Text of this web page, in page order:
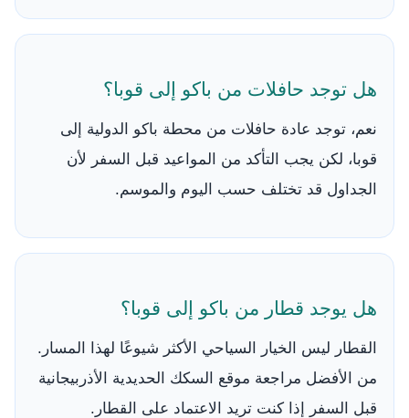
هل توجد حافلات من باكو إلى قوبا؟
نعم، توجد عادة حافلات من محطة باكو الدولية إلى
قوبا، لكن يجب التأكد من المواعيد قبل السفر لأن
الجداول قد تختلف حسب اليوم والموسم.
هل يوجد قطار من باكو إلى قوبا؟
القطار ليس الخيار السياحي الأكثر شيوعًا لهذا المسار.
من الأفضل مراجعة موقع السكك الحديدية الأذربيجانية
قبل السفر إذا كنت تريد الاعتماد على القطار.